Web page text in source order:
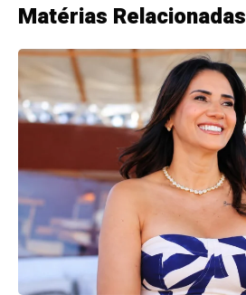
Matérias Relacionadas